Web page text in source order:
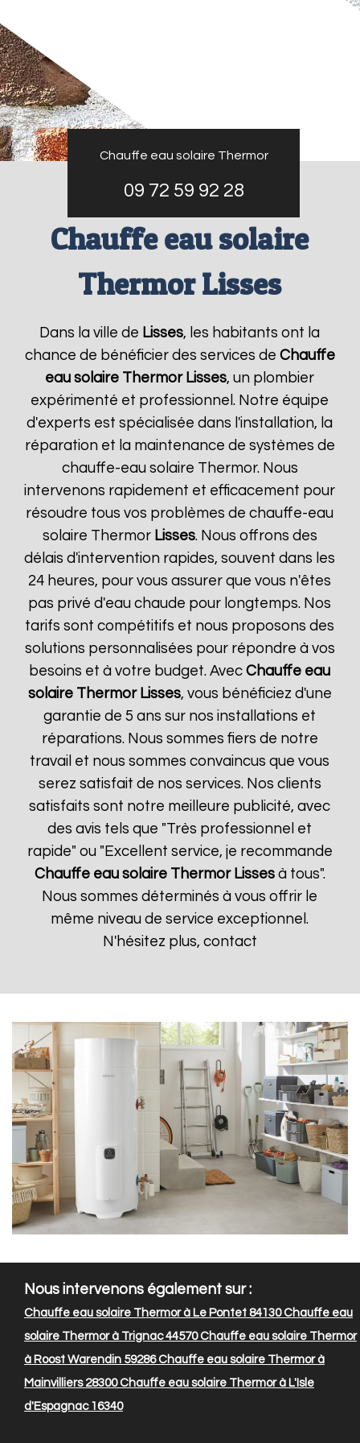
Chauffe eau solaire Thermor
09 72 59 92 28
Chauffe eau solaire
Thermor Lisses
Dans la ville de Lisses, les habitants ont la
chance de bénéficier des services de Chauffe
eau solaire Thermor Lisses, un plombier
expérimenté et professionnel. Notre équipe
d'experts est spécialisée dans l'installation, la
réparation et la maintenance de systèmes de
chauffe-eau solaire Thermor. Nous
intervenons rapidement et efficacement pour
résoudre tous vos problèmes de chauffe-eau
solaire Thermor Lisses. Nous offrons des
délais d'intervention rapides, souvent dans les
24 heures, pour vous assurer que vous n'êtes
pas privé d'eau chaude pour longtemps. Nos
tarifs sont compétitifs et nous proposons des
solutions personnalisées pour répondre à vos
besoins et à votre budget. AvecChauffe eau
solaire Thermor Lisses, vous bénéficiez d'une
garantie de 5 ans sur nos installations et
réparations. Nous sommes fiers de notre
travail et nous sommes convaincus que vous
serez satisfait de nos services. Nos clients
satisfaits sont notre meilleure publicité, avec
des avis tels que "Très professionnel et
rapide" ou "Excellent service, je recommande
Chauffe eau solaire Thermor Lissesà tous".
Nous sommes déterminés à vous offrir le
même niveau de service exceptionnel.
N'hésitez plus, contact
Nous intervenons également sur :
Chauffe eau solaire Thermor à Le Pontet 84130Chauffe eau
solaire Thermor à Trignac 44570Chauffe eau solaire Thermor
à Roost Warendin 59286Chauffe eau solaire Thermor à
Mainvilliers 28300Chauffe eau solaire Thermor à L'Isle
d'Espagnac 16340